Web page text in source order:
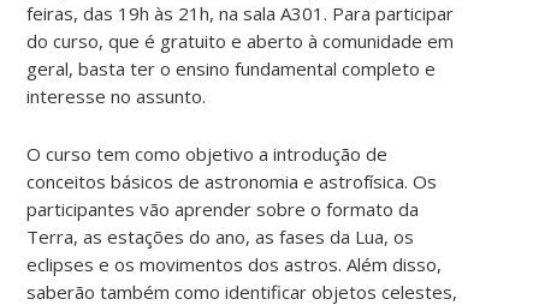
feiras, das 19h às 21h, na sala A301. Para participar
do curso, que é gratuito e aberto à comunidade em
geral, basta ter o ensino fundamental completo e
interesse no assunto.
O curso tem como objetivo a introdução de
conceitos básicos de astronomia e astrofísica. Os
participantes vão aprender sobre o formato da
Terra, as estações do ano, as fases da Lua, os
eclipses e os movimentos dos astros. Além disso,
saberão também como identificar objetos celestes,